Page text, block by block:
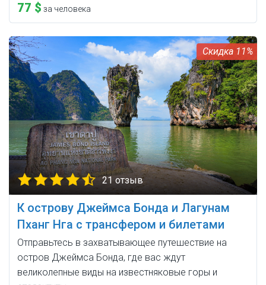
77 $ за человека
11%
21 отзыв
К острову Джеймса Бонда и Лагунам
Пханг Нга с трансфером и билетами
Отправьтесь в захватывающее путешествие на
остров Джеймса Бонда, где вас ждут
великолепные виды на известняковые горы и